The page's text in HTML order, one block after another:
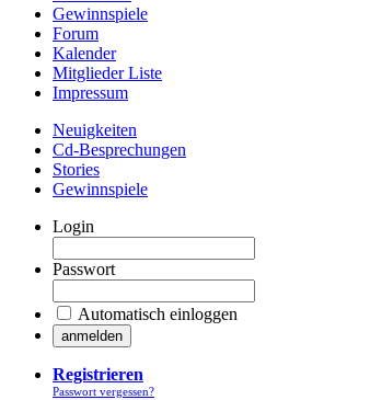
Gewinnspiele
Forum
Kalender
Mitglieder Liste
Impressum
Neuigkeiten
Cd-Besprechungen
Stories
Gewinnspiele
Login
Passwort
Automatisch einloggen
Registrieren
Passwort vergessen?